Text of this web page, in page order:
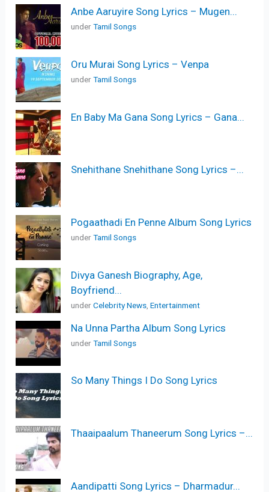
Anbe Aaruyire Song Lyrics – Mugen...
underTamil Songs
Oru Murai Song Lyrics – Venpa
underTamil Songs
En Baby Ma Gana Song Lyrics – Gana...
Snehithane Snehithane Song Lyrics –...
Pogaathadi En Penne Album Song Lyrics
underTamil Songs
Divya Ganesh Biography, Age,
Boyfriend...
underCelebrity News ,Entertainment
Na Unna Partha Album Song Lyrics
underTamil Songs
So Many Things I Do Song Lyrics
Thaaipaalum Thaneerum Song Lyrics –...
Aandipatti Song Lyrics – Dharmadur...